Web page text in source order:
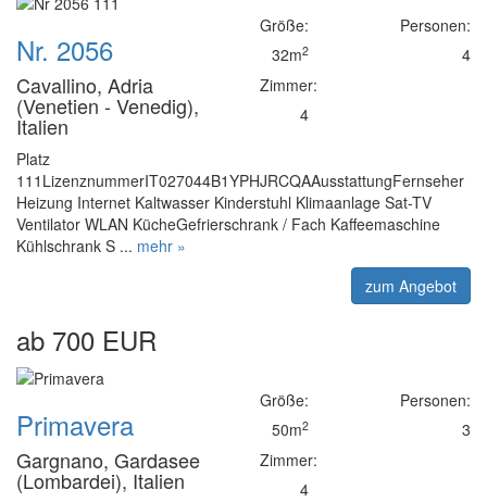
Nr. 2056
Cavallino, Adria
(Venetien - Venedig),
Italien
Größe:
32m2
Zimmer:
4
Personen:
4
Platz
111LizenznummerIT027044B1YPHJRCQAAusstattungFernseher
Heizung Internet Kaltwasser Kinderstuhl Klimaanlage Sat-TV
Ventilator WLAN KücheGefrierschrank / Fach Kaffeemaschine
Kühlschrank S ... mehr »
zum Angebot
ab 700 EUR
Primavera
Gargnano, Gardasee
(Lombardei), Italien
Größe:
50m2
Zimmer:
4
Personen:
3